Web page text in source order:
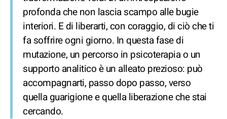
profonda che non lascia scampo alle bugie
interiori. E di liberarti, con coraggio, di ciò che ti
fa soffrire ogni giorno. In questa fase di
mutazione, un percorso in psicoterapia o un
supporto analitico è un alleato prezioso: può
accompagnarti, passo dopo passo, verso
quella guarigione e quella liberazione che stai
cercando.